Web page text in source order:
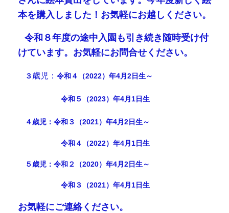
本を購入しました！お気軽にお越しください。
令和８年度の途中入園も引き続き随時受け付
けています。お気軽にお問合せください。
３ 歳児： 令和４（2022）年4月2日生～
令和５（2023）年4月1日生
４歳児：令和３（2021）年4月2日生～
令和４（2022）年4月1日生
５歳児：令和２ （2020）年4月2日生～
令和３（2021）年4月1日生
お気軽にご連絡ください。